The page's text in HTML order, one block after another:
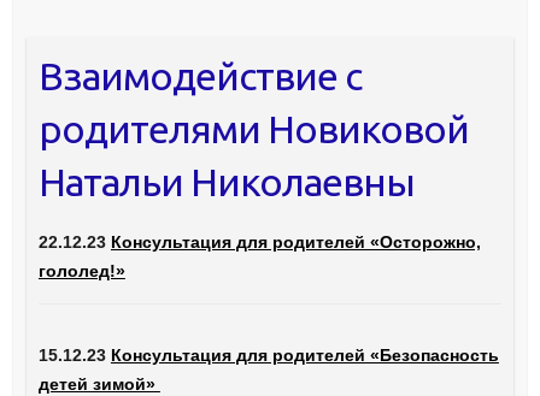
Взаимодействие с
родителями Новиковой
Натальи Николаевны
22.12.23 Консультация для родителей «Осторожно,
гололед!»
15.12.23 Консультация для родителей «Безопасность
детей зимой»